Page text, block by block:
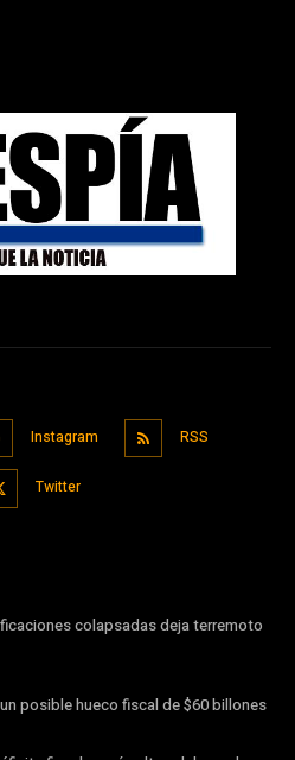
Instagram RSS
Twitter
colapsadas deja terremoto
posible hueco fiscal de $60 billones